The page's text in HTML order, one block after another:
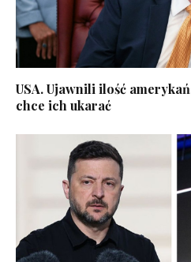
USA. Ujawnili ilość
chce ich ukarać